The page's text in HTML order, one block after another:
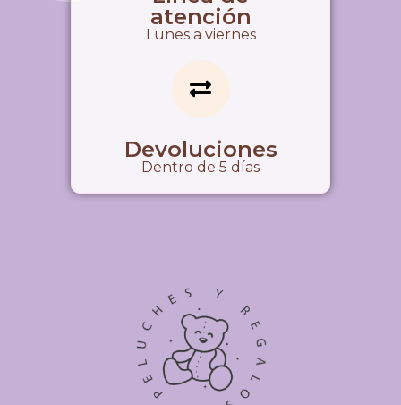
atención
Lunes a viernes
Devoluciones
Dentro de 5 días